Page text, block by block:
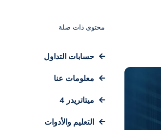
محتوى ذات صلة
حسابات التداول
معلومات عنا
ميتاتريدر 4
التعليم والأدوات